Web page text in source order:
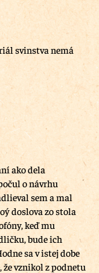
svinstva nemá
ako dela
o návrhu
sem a mal
doslova zo stola
keď mu
bude ich
sa v istej dobe
že vznikol z podnetu